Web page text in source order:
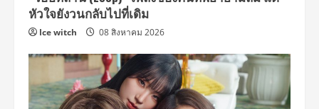
หัวใจยังวนกลับไปที่เดิม
Ice witch 08 สิงหาคม 2026